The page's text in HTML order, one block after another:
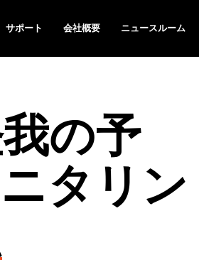
サポート 会社概要 ニュースルーム
の予
タリン